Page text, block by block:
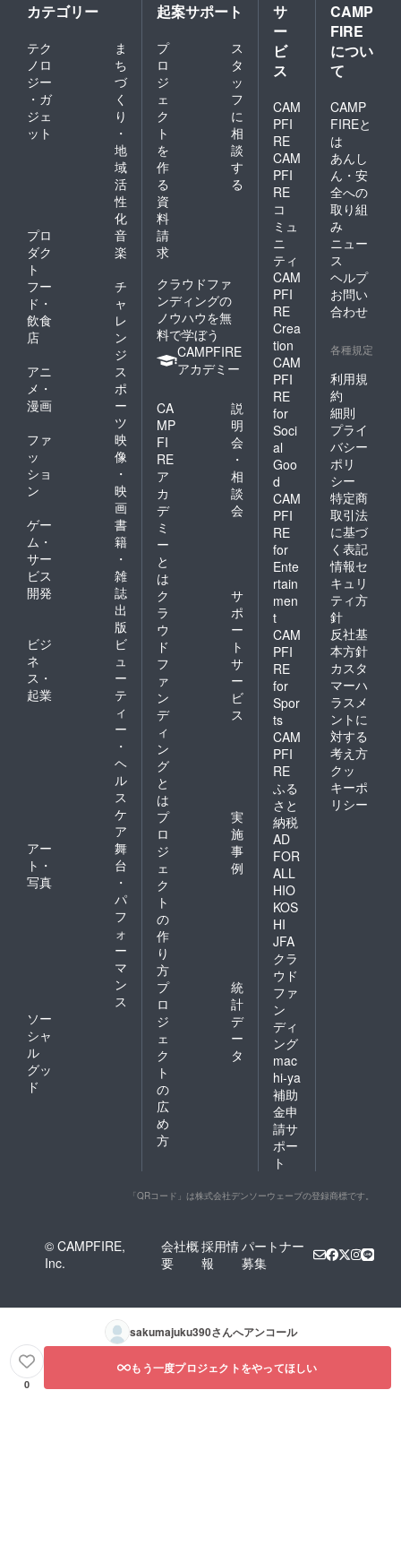
カテゴリー
テク
ノロ
ジー
・ガ
ジェ
ット
ま
ち
づ
く
り
・
地
域
活
性
化
プロ
ダク
ト
音
楽
フー
ド・
飲食
店
チ
ャ
レ
ン
ジ
アニ
メ・
漫画
ス
ポ
ー
ツ
ファ
ッ
ショ
ン
映
像
・
映
画
ゲー
ム・
サー
ビス
開発
書
籍
・
雑
誌
出
版
ビジ
ネ
ス・
起業
ビ
ュ
ー
テ
ィ
ー
・
ヘ
ル
ス
ケ
ア
アー
ト・
写真
舞
台
・
パ
フ
ォ
ー
マ
ン
ス
ソー
シャ
ル
グッ
ド
起案サポート
プ
ロ
ジ
ェ
ク
ト
を
作
る
ス
タ
ッ
フ
に
相
談
す
る
資
料
請
求
クラウドファ
ンディングの
ノウハウを無
料で学ぼう
CAMPFIRE
アカデミー
CA
MP
FI
RE
ア
カ
デ
ミ
ー
と
は
説
明
会
・
相
談
会
ク
ラ
ウ
ド
フ
ァ
ン
デ
ィ
ン
グ
と
は
サ
ポ
ー
ト
サ
ー
ビ
ス
プ
ロ
ジ
ェ
ク
ト
の
作
り
方
実
施
事
例
プ
ロ
ジ
ェ
ク
ト
の
広
め
方
統
計
デ
ー
タ
サ
ー
ビ
ス
CAM
PFI
RE
CAM
PFI
RE
コ
ミュ
ニ
ティ
CAM
PFI
RE
Crea
tion
CAM
PFI
RE
for
Soci
al
Goo
d
CAM
PFI
RE
for
Ente
rtain
men
t
CAM
PFI
RE
for
Spor
ts
CAM
PFI
RE
ふる
さと
納税
AD
FOR
ALL
HIO
KOS
HI
JFA
クラ
ウド
ファ
ン
ディ
ング
mac
hi-ya
補助
金申
請サ
ポー
ト
CAMP
FIRE
につい
て
CAMP
FIREと
は
あんし
ん・安
全への
取り組
み
ニュー
ス
ヘルプ
お問い
合わせ
各種規定
利用規
約
細則
プライ
バシー
ポリ
シー
特定商
取引法
に基づ
く表記
情報セ
キュリ
ティ方
針
反社基
本方針
カスタ
マーハ
ラスメ
ントに
対する
考え方
クッ
キーポ
リシー
「QRコード」は株式会社デンソーウェーブの登録商標です。
© CAMPFIRE,
Inc.
会社概
要
採用情
報
パートナー
募集
sakumajuku390さんへアンコール
0
もう一度プロジェクトをやってほしい